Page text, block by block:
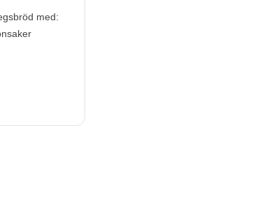
med: